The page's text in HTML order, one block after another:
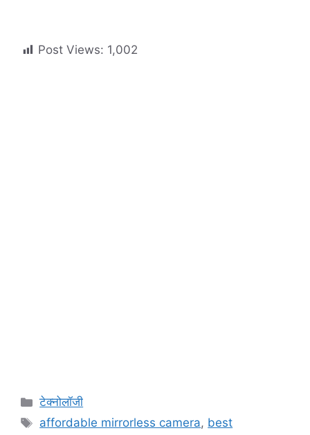
Post Views: 1,002
Categories
टेक्नोलॉजी
Tags
affordable mirrorless camera, best